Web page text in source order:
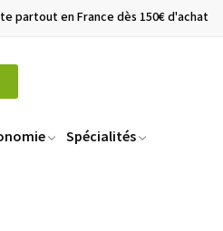
partout en France dès 150€ d'achat
Spécialités